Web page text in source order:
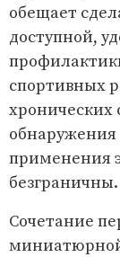
обещает
доступной,
спортивных
хронических
обнаружения
применения
безграничны.
Сочетание